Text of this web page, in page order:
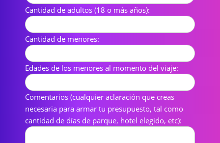
Cantidad de adultos (18 o más años):
Cantidad de menores:
Edades de los menores al momento del viaje:
Comentarios (cualquier aclaración que creas
necesaria para armar tu presupuesto, tal como
cantidad de días de parque, hotel elegido, etc):